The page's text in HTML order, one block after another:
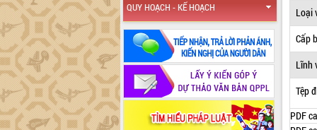
QUY HOẠCH - KẾ HOẠCH
Loại
Cấp
Lĩnh
Tệp
PDF